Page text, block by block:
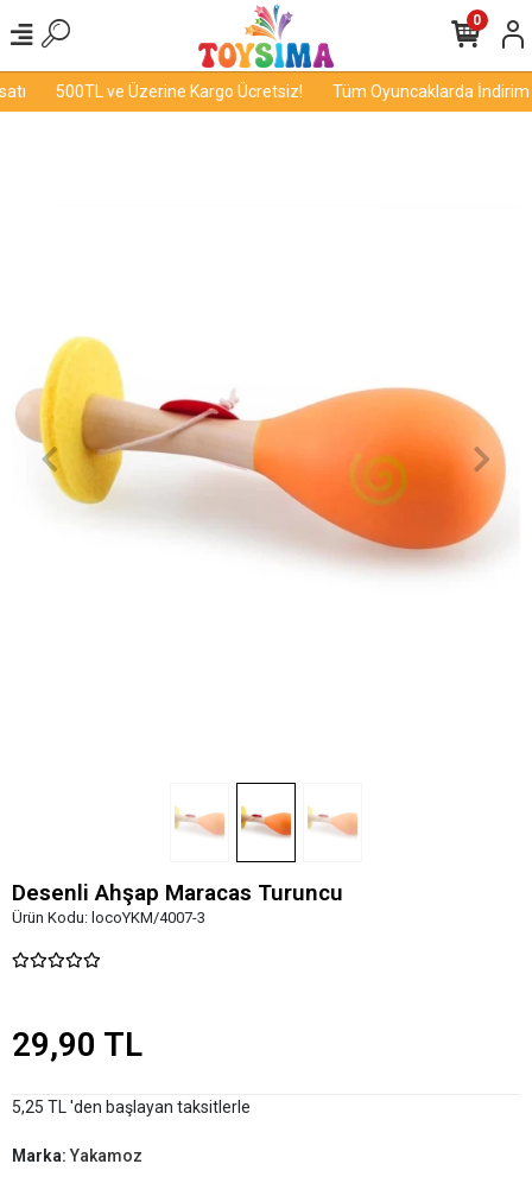
500TL ve Üzerine Kargo Ücretsiz! Tüm Oyuncaklarda İndirim
0
Desenli Ahşap Maracas Turuncu
Ürün Kodu: locoYKM/4007-3
29,90 TL
5,25 TL 'den başlayan taksitlerle
Marka:Yakamoz